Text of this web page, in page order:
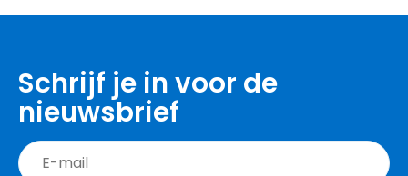
Schrijf je in voor de
nieuwsbrief